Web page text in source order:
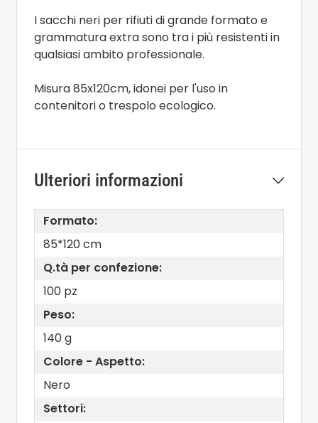
I sacchi neri per rifiuti di grande formato e
grammatura extra sono tra i più resistenti in
qualsiasi ambito professionale.
Misura 85x120cm, idonei per l'uso in
contenitori o trespolo ecologico.
Ulteriori informazioni
Formato:
85*120 cm
Q.tà per confezione:
100 pz
Peso:
140 g
Colore - Aspetto:
Nero
Settori: